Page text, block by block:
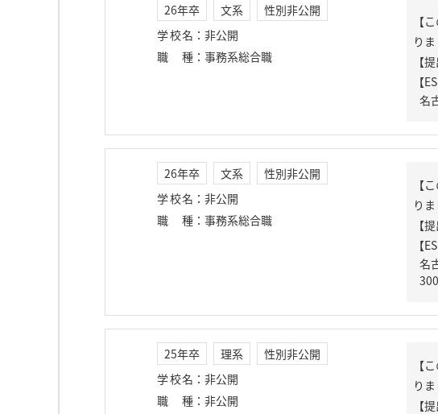
26年卒 文系
性別非公開
学校名 ： 非公開
職種 ： 事務系総合職
【
り
【
【
名
26年卒 文系
性別非公開
学校名 ： 非公開
職種 ： 事務系総合職
【
り
【
【
名
25年卒 理系
性別非公開
学校名 ： 非公開
職種 ： 非公開
【
り
【